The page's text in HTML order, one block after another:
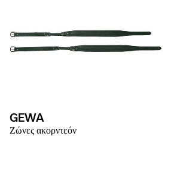
GEWA
Ζώνες ακορντεόν